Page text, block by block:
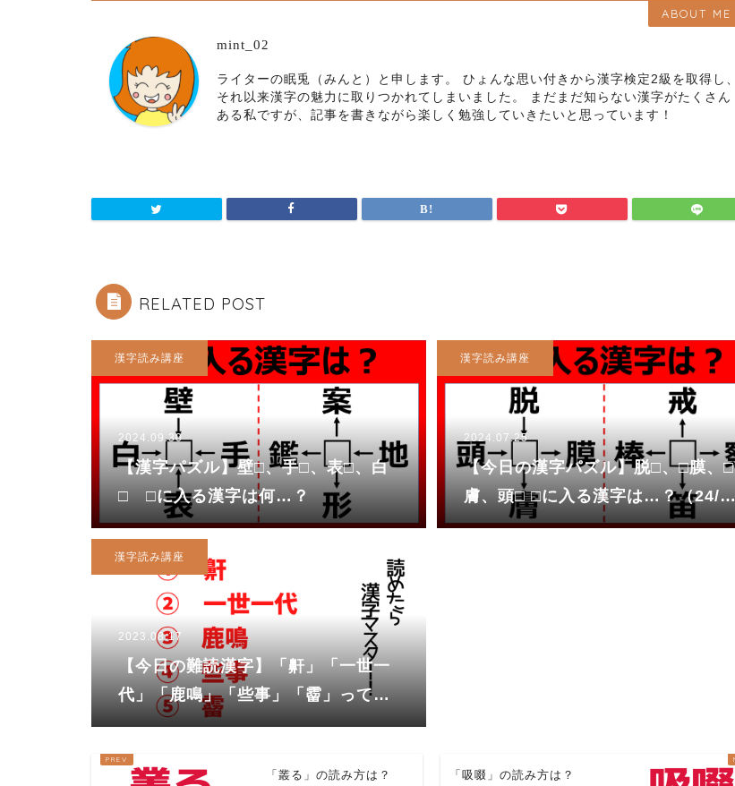
ABOUT ME
mint_02
ライターの眠兎（みんと）と申します。 ひょんな思い付きから漢字検定2級を取得し、
それ以来漢字の魅力に取りつかれてしまいました。 まだまだ知らない漢字がたくさん
ある私ですが、記事を書きながら楽しく勉強していきたいと思っています！
RELATED POST
漢字読み講座
2024.09.30
【漢字パズル】壁□、手□、表□、白
□ □に入る漢字は何…？
漢字読み講座
2024.07.25
【今日の漢字パズル】脱□、□膜、□
膚、頭□ □に入る漢字は…？（24/0
7/25②）
漢字読み講座
2023.08.17
【今日の難読漢字】「鼾」「一世一
代」「鹿鳴」「些事」「霤」ってな
んて読む？
「叢る」の読み方は？ 「吸啜」の読み方は？